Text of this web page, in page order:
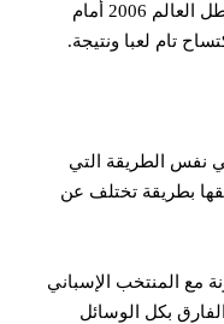
زلزال في نهائي يورو 2012 بسقوط بطل العالم 2006 أمام
3 وهي نفس الطريقة التي
تختلف عن
الإسباني
الوسائل